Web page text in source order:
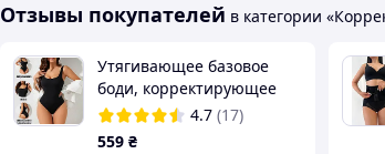
Отзывы покупателей в категории
Утягивающее базовое
боди, корректирующее
белье, боди с утяжкой для
подчеркивания фигуры,
4.7 (17)
559 ₴